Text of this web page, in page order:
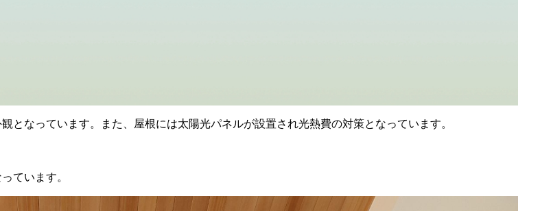
なっています。また、屋根には太陽光パネルが設置され光熱費の対策となっています。
ています。